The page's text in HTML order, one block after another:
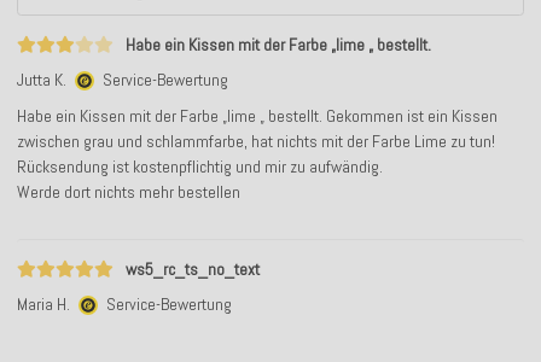
Habe ein Kissen mit der Farbe „lime „ bestellt.
Jutta K.
Service-Bewertung
Habe ein Kissen mit der Farbe „lime „ bestellt. Gekommen ist ein Kissen
zwischen grau und schlammfarbe, hat nichts mit der Farbe Lime zu tun!
Rücksendung ist kostenpflichtig und mir zu aufwändig.
Werde dort nichts mehr bestellen
ws5_rc_ts_no_text
Maria H.
Service-Bewertung